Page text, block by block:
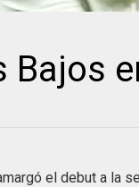
Bajos
el debut a la